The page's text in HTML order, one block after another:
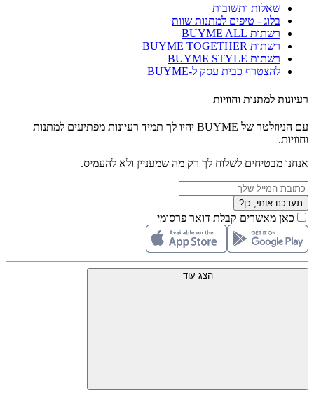
שאלות ותשובות
בלוג - טיפים למתנות שוות
רשתות BUYME ALL
רשתות BUYME TOGETHER
רשתות BUYME STYLE
להצטרף כבית עסק ל-BUYME
רעיונות למתנות וחוויות
עם הניוזלטר של BUYME יהיו לך תמיד רעיונות מפתיעים למתנות
וחוויות.
אנחנו מבטיחים לשלוח לך רק מה שמעניין ולא להעמיס.
תעדכנו אותי, כן?
כאן מאשרים קבלת דואר פרסומי
הצג עוד